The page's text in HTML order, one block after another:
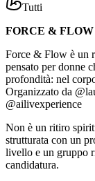
Tutti
FORCE & FLOW
Force & Flow è un
pensato per donne
profondità: nel
Organizzato da
@ailivexperience
Non è un ritiro
strutturata con un
livello e un gruppo
candidatura.